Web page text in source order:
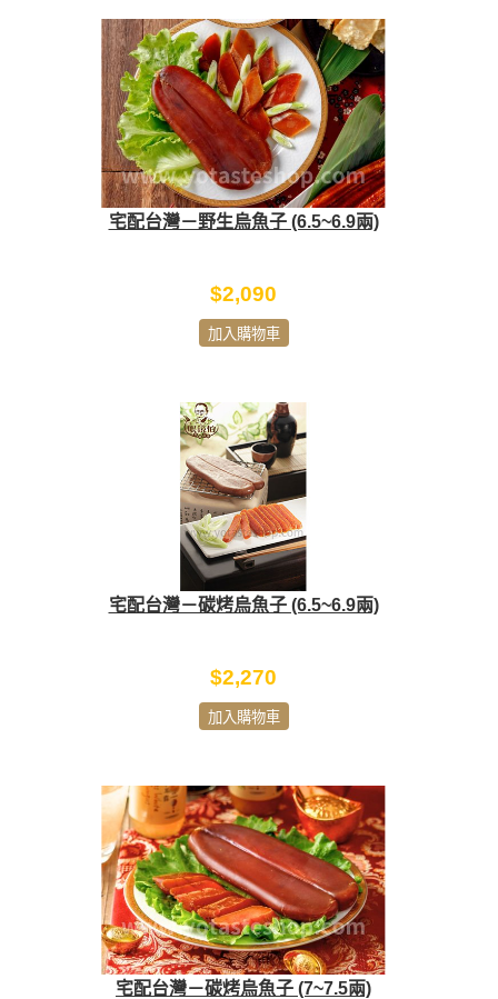
宅配台灣－野生烏魚子 (6.5~6.9兩)
$2,090
加入購物車
宅配台灣－碳烤烏魚子 (6.5~6.9兩)
$2,270
加入購物車
宅配台灣－碳烤烏魚子 (7~7.5兩)